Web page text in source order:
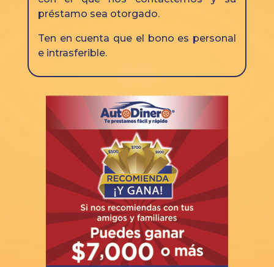
préstamo sea otorgado.
Ten en cuenta que el bono es personal
e intrasferible.